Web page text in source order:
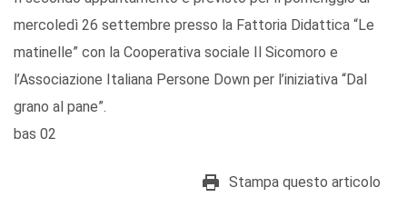
mercoledì 26 settembre presso la Fattoria Didattica “Le
matinelle” con la Cooperativa sociale Il Sicomoro e
l’Associazione Italiana Persone Down per l’iniziativa “Dal
grano al pane”.
bas 02
Stampa questo articolo